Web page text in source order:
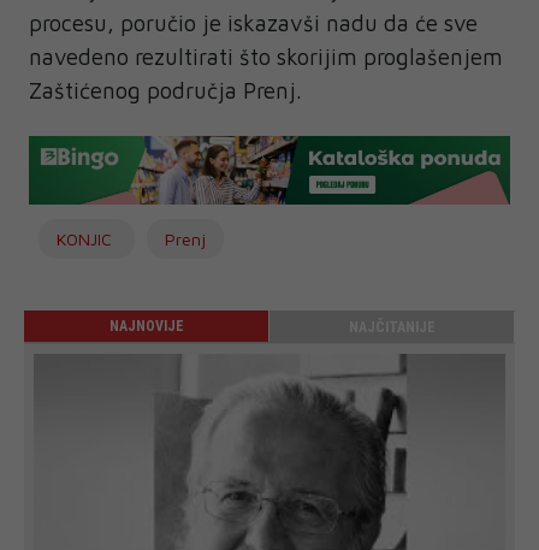
procesu, poručio je iskazavši nadu da će sve
navedeno rezultirati što skorijim proglašenjem
Zaštićenog područja Prenj.
KONJIC Prenj
NAJNOVIJE